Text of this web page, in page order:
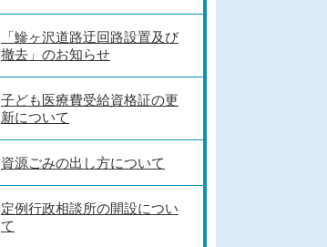
「鰺ヶ沢道路迂回路設置及び
撤去」のお知らせ
子ども医療費受給資格証の更
新について
資源ごみの出し方について
定例行政相談所の開設につい
て